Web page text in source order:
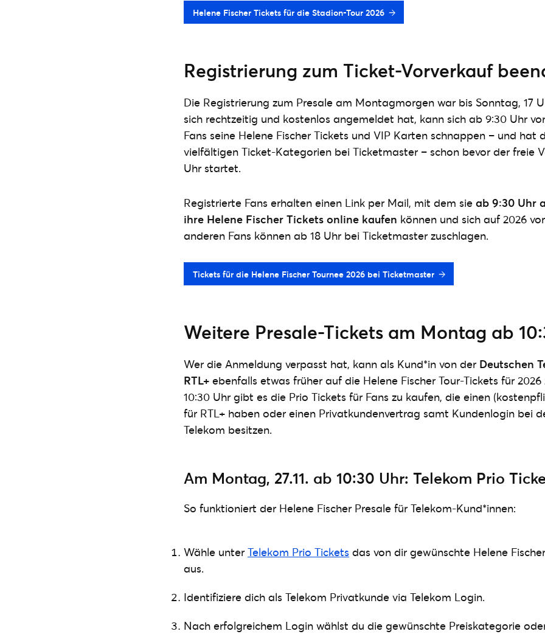
Helene Fischer Tickets für die Stadion-Tour 2026
Registrierung zum Ticket-Vorverkauf
Die Registrierung zum Presale am Montagmorgen war bis Sonntag, 17
sich rechtzeitig und kostenlos angemeldet hat, kann sich ab 9:30 Uhr
Fans seine Helene Fischer Tickets und VIP Karten schnappen – und hat
vielfältigen Ticket-Kategorien bei Ticketmaster – schon bevor der freie
Uhr startet.
Registrierte Fans erhalten einen Link per Mail, mit dem sie ab 9:30 Uhr
ihre Helene Fischer Tickets online kaufen können und sich auf 2026
anderen Fans können ab 18 Uhr bei Ticketmaster zuschlagen.
Tickets für die Helene Fischer Tournee 2026 bei Ticketmaster
Weitere Presale-Tickets am Montag ab
Wer die Anmeldung verpasst hat, kann als Kund*in von der Deutschen
RTL+ ebenfalls etwas früher auf die Helene Fischer Tour-Tickets für
10:30 Uhr gibt es die Prio Tickets für Fans zu kaufen, die einen
für RTL+ haben oder einen Privatkundenvertrag samt Kundenlogin bei
Telekom besitzen.
Am Montag, 27.11. ab 10:30 Uhr: Telekom Prio
So funktioniert der Helene Fischer Presale für Telekom-Kund*innen:
Wähle unter Telekom Prio Tickets das von dir gewünschte Helene
aus.
Identifiziere dich als Telekom Privatkunde via Telekom Login.
Nach erfolgreichem Login wählst du die gewünschte Preiskategorie